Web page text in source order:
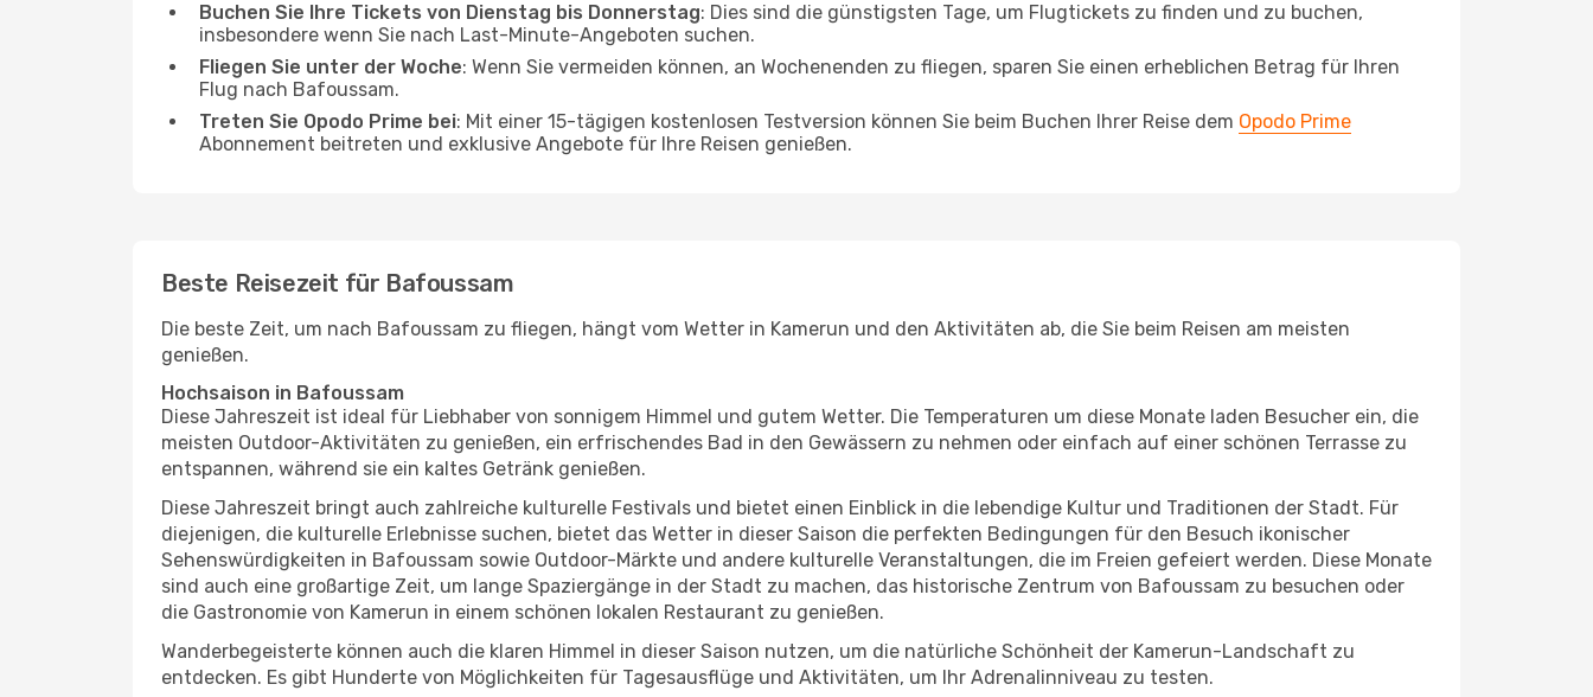
Buchen Sie Ihre Tickets von Dienstag bis Donnerstag: Dies sind die günstigsten Tage, um Flugtickets zu finden und zu buchen,
insbesondere wenn Sie nach Last-Minute-Angeboten suchen.
Fliegen Sie unter der Woche: Wenn Sie vermeiden können, an Wochenenden zu fliegen, sparen Sie einen erheblichen Betrag für Ihren
Flug nach Bafoussam.
Treten Sie Opodo Prime bei: Mit einer 15-tägigen kostenlosen Testversion können Sie beim Buchen Ihrer Reise dem Opodo Prime
Abonnement beitreten und exklusive Angebote für Ihre Reisen genießen.
Beste Reisezeit für Bafoussam
Die beste Zeit, um nach Bafoussam zu fliegen, hängt vom Wetter in Kamerun und den Aktivitäten ab, die Sie beim Reisen am meisten
genießen.
Hochsaison in Bafoussam
Diese Jahreszeit ist ideal für Liebhaber von sonnigem Himmel und gutem Wetter. Die Temperaturen um diese Monate laden Besucher ein, die
meisten Outdoor-Aktivitäten zu genießen, ein erfrischendes Bad in den Gewässern zu nehmen oder einfach auf einer schönen Terrasse zu
entspannen, während sie ein kaltes Getränk genießen.
Diese Jahreszeit bringt auch zahlreiche kulturelle Festivals und bietet einen Einblick in die lebendige Kultur und Traditionen der Stadt. Für
diejenigen, die kulturelle Erlebnisse suchen, bietet das Wetter in dieser Saison die perfekten Bedingungen für den Besuch ikonischer
Sehenswürdigkeiten in Bafoussam sowie Outdoor-Märkte und andere kulturelle Veranstaltungen, die im Freien gefeiert werden. Diese Monate
sind auch eine großartige Zeit, um lange Spaziergänge in der Stadt zu machen, das historische Zentrum von Bafoussam zu besuchen oder
die Gastronomie von Kamerun in einem schönen lokalen Restaurant zu genießen.
Wanderbegeisterte können auch die klaren Himmel in dieser Saison nutzen, um die natürliche Schönheit der Kamerun-Landschaft zu
entdecken. Es gibt Hunderte von Möglichkeiten für Tagesausflüge und Aktivitäten, um Ihr Adrenalinniveau zu testen.